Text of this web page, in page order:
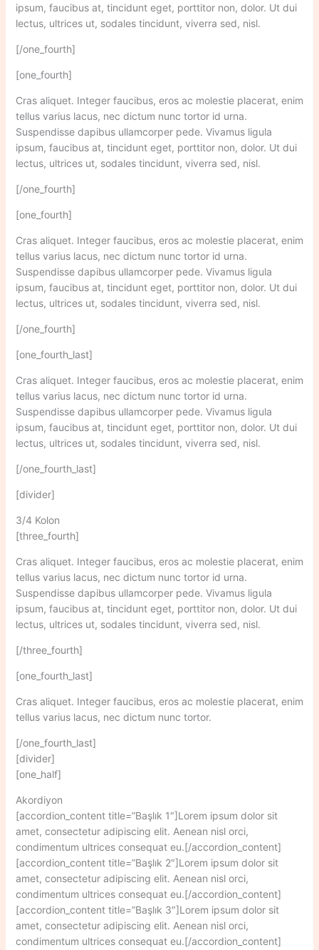
ipsum, faucibus at, tincidunt eget, porttitor non, dolor. Ut dui
lectus, ultrices ut, sodales tincidunt, viverra sed, nisl.
[/one_fourth]
[one_fourth]
Cras aliquet. Integer faucibus, eros ac molestie placerat, enim
tellus varius lacus, nec dictum nunc tortor id urna.
Suspendisse dapibus ullamcorper pede. Vivamus ligula
ipsum, faucibus at, tincidunt eget, porttitor non, dolor. Ut dui
lectus, ultrices ut, sodales tincidunt, viverra sed, nisl.
[/one_fourth]
[one_fourth]
Cras aliquet. Integer faucibus, eros ac molestie placerat, enim
tellus varius lacus, nec dictum nunc tortor id urna.
Suspendisse dapibus ullamcorper pede. Vivamus ligula
ipsum, faucibus at, tincidunt eget, porttitor non, dolor. Ut dui
lectus, ultrices ut, sodales tincidunt, viverra sed, nisl.
[/one_fourth]
[one_fourth_last]
Cras aliquet. Integer faucibus, eros ac molestie placerat, enim
tellus varius lacus, nec dictum nunc tortor id urna.
Suspendisse dapibus ullamcorper pede. Vivamus ligula
ipsum, faucibus at, tincidunt eget, porttitor non, dolor. Ut dui
lectus, ultrices ut, sodales tincidunt, viverra sed, nisl.
[/one_fourth_last]
[divider]
3/4 Kolon
[three_fourth]
Cras aliquet. Integer faucibus, eros ac molestie placerat, enim
tellus varius lacus, nec dictum nunc tortor id urna.
Suspendisse dapibus ullamcorper pede. Vivamus ligula
ipsum, faucibus at, tincidunt eget, porttitor non, dolor. Ut dui
lectus, ultrices ut, sodales tincidunt, viverra sed, nisl.
[/three_fourth]
[one_fourth_last]
Cras aliquet. Integer faucibus, eros ac molestie placerat, enim
tellus varius lacus, nec dictum nunc tortor.
[/one_fourth_last]
[divider]
[one_half]
Akordiyon
[accordion_content title=”Başlık 1″]Lorem ipsum dolor sit
amet, consectetur adipiscing elit. Aenean nisl orci,
condimentum ultrices consequat eu.[/accordion_content]
[accordion_content title=”Başlık 2″]Lorem ipsum dolor sit
amet, consectetur adipiscing elit. Aenean nisl orci,
condimentum ultrices consequat eu.[/accordion_content]
[accordion_content title=”Başlık 3″]Lorem ipsum dolor sit
amet, consectetur adipiscing elit. Aenean nisl orci,
condimentum ultrices consequat eu.[/accordion_content]